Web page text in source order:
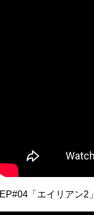
EP#04「エイリアン2」